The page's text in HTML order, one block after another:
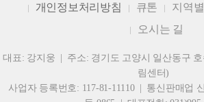
개인정보처리방침
큐톤 지역
오시는 길
대표: 강지웅 | 주소: 경기도 고양시 일산동구 호
림센터)
사업자 등록번호: 117-81-11110 | 통신판매업